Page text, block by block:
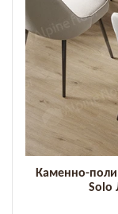
Каменно-
Solo